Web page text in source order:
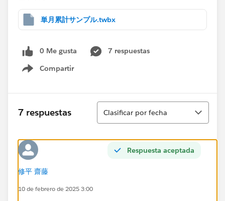
単月累計サンプル.twbx
0 Me gusta
7 respuestas
Compartir
Show menu
7 respuestas
Ordenar
Clasificar por fecha
Respuesta aceptada
修平 齋藤
10 de febrero de 2025 3:00